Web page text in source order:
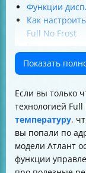
Функции
Как
Full No Frost
Режим
свежесть
Почему
ошибках
Ремонт
качественно
Как выбрать
камерой
Показать
Если вы только
технологией
температуру,
вы попали по
модели Атлант
функции